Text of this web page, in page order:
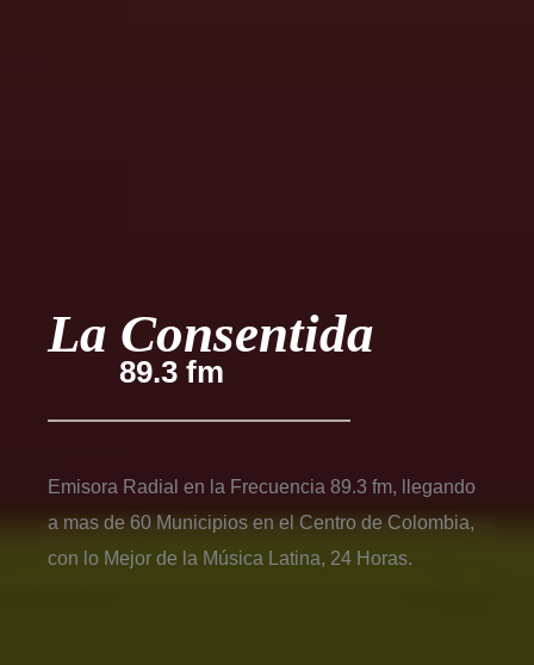
La Consentida
89.3 fm
Emisora Radial en la Frecuencia 89.3 fm, llegando
a mas de 60 Municipios en el Centro de Colombia,
con lo Mejor de la Música Latina, 24 Horas.